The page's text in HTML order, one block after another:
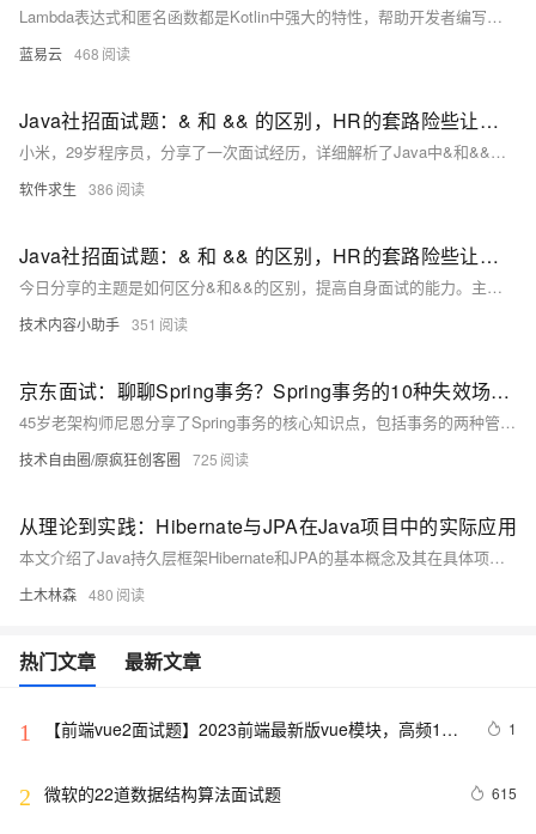
Lambda表达式和匿名函数都是Kotlin中强大的特性，帮助开发者编写简洁而高效的代码。理解它们的区别和适用场景，有助于选择最合适的方式来解决问题。希望本文的详细讲解和示例能够帮助你在Kotlin开发中更好地运用这些特性。
蓝易云 468
Java社招面试题：& 和 && 的区别，HR的套路险些让我翻车！
小米，29岁程序员，分享了一次面试经历，详细解析了Java中&和&&的区别及应用场景，展示了扎实的基础知识和良好的应变能力，最终成功获得Offer。
软件求生 386
Java社招面试题：& 和 && 的区别，HR的套路险些让我翻车！
今日分享的主题是如何区分&和&&的区别，提高自身面试的能力。主要分为以下四部分。 1、自我面试经历 2、&amp和&amp&amp的不同之处 3、&对&&的不同用回答逻辑解释 4、彩蛋
技术内容小助手 351
京东面试：聊聊Spring事务？Spring事务的10种失效场景？加入型传播和嵌套型传播有什么区别？
45岁老架构师尼恩分享了Spring事务的核心知识点，包括事务的两种管理方式（编程式和声明式）、@Transactional注解的五大属性（transactionManager、propagation、isolation、timeout、readOnly、rollbackFor）、事务的七种传播行为、事务隔离级别及其与数据库隔离级别的关系，以及Spring事务的10种失效场景。尼恩还强调了面试中如何给出高质量答案，推荐阅读《尼恩Java面试宝典PDF》以提升面试表现。更多技术资料可在公众号【技术自由圈】获取。
技术自由圈/原疯狂创客圈 725
从理论到实践：Hibernate与JPA在Java项目中的实际应用
本文介绍了Java持久层框架Hibernate和JPA的基本概念及其在具体项目中的应用。通过一个在线书店系统的实例，展示了如何使用@Entity注解定义实体类、通过Spring Data JPA定义仓库接口、在服务层调用方法进行数据库操作，以及使用JPQL编写自定义查询和管理事务。这些技术不仅简化了数据库操作，还显著提升了开发效率。
土木林森 480
热门文章 最新文章
1
【前端vue2面试题】2023前端最新版vue模块，高频17
1
2 微软的22道数据结构算法面试题 615